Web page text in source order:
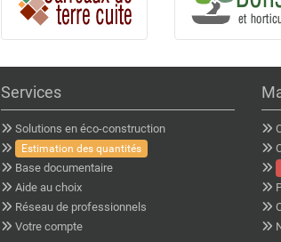
Services
Solutions en éco-construction
Estimation des quantités
Base documentaire
Aide au choix
Réseau de professionnels
Votre compte